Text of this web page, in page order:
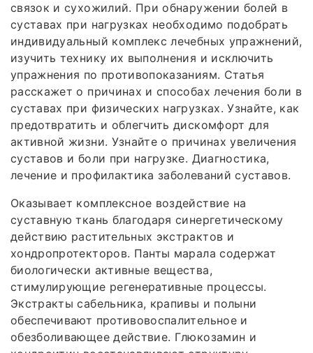
связок и сухожилий. При обнаружении болей в
суставах при нагрузках необходимо подобрать
индивидуальный комплекс лечебных упражнений,
изучить технику их выполнения и исключить
упражнения по противопоказаниям. Статья
расскажет о причинах и способах лечения боли в
суставах при физических нагрузках. Узнайте, как
предотвратить и облегчить дискомфорт для
активной жизни. Узнайте о причинах увеличения
суставов и боли при нагрузке. Диагностика,
лечение и профилактика заболеваний суставов.
Оказывает комплексное воздействие на
суставную ткань благодаря синергетическому
действию растительных экстрактов и
хондропротекторов. Панты марала содержат
биологически активные вещества,
стимулирующие регенеративные процессы.
Экстракты сабельника, крапивы и полыни
обеспечивают противовоспалительное и
обезболивающее действие. Глюкозамин и